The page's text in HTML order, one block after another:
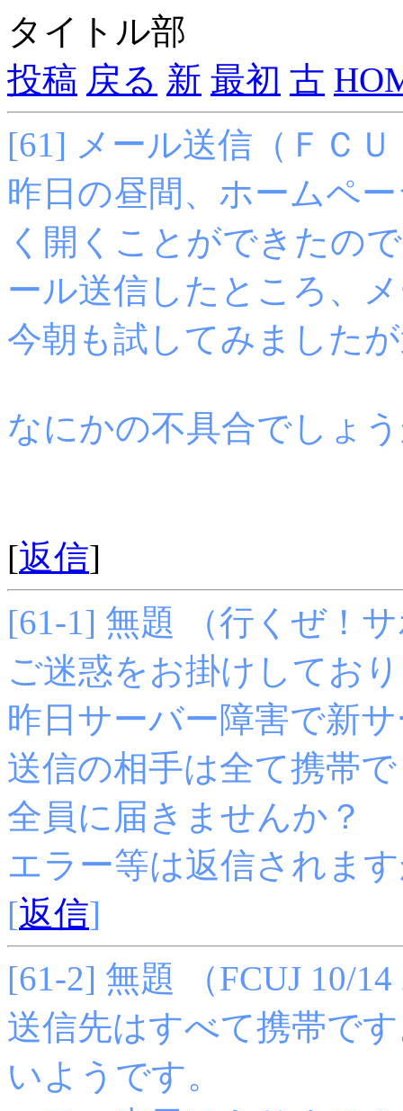
タイトル部
投稿 戻る 新 最初 古
[61] メール送信（ＦＣＵ
昨日の昼間、ホームペ
く開くことができたの
ール送信したところ、
今朝も試してみました
なにかの不具合でしょ
[返信]
[61-1] 無題 （行くぜ！
ご迷惑をお掛けしてお
昨日サーバー障害で新
送信の相手は全て携帯
全員に届きませんか？
エラー等は返信されま
[返信]
[61-2] 無題 （FCUJ 10/14
送信先はすべて携帯で
いようです。